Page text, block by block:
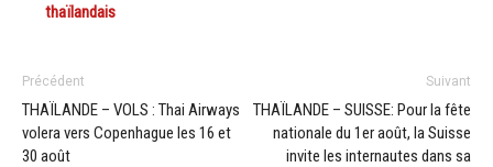
thaïlandais
Précédent
THAÏLANDE – VOLS : Thai Airways
volera vers Copenhague les 16 et
30 août
Suivant
THAÏLANDE – SUISSE: Pour la fête
nationale du 1er août, la Suisse
invite les internautes dans sa